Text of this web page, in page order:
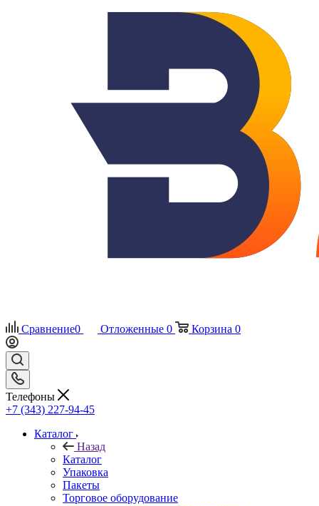
Сравнение0 Отложенные 0 Корзина 0
Телефоны
+7 (343) 227-94-45
Каталог
Назад
Каталог
Упаковка
Пакеты
Торговое оборудование